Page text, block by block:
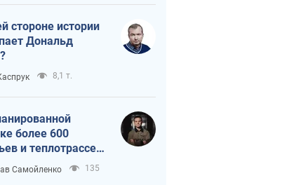
стороне истории
Дональд
8,1 т.
более 600
и теплотрассе:
на
в Киеве
Самойленко 135